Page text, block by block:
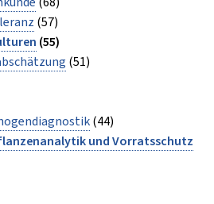
(57)
(55)
(51)
(44)
und Vorratsschutz